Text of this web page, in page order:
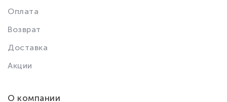
Оплата
Возврат
Доставка
Акции
О компании